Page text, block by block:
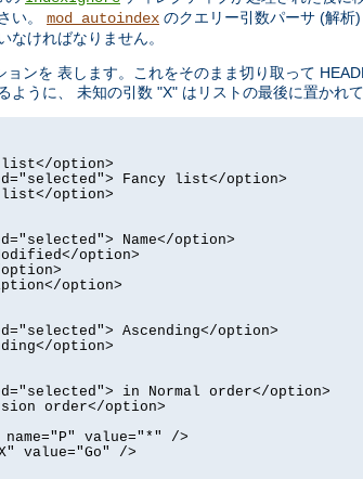
い。 mod_autoindex のクエリー引数パーサ (解析
なければなりません。
ンを 表します。これをそのまま切り取って
ように、 未知の引数 "X" はリストの最後に置かれて
list</option>
Fancy list</option>
list</option>
Name</option>
option>
option>
Ascending</option>
option>
in Normal order</option>
order</option>
value="*" />
value="Go" />